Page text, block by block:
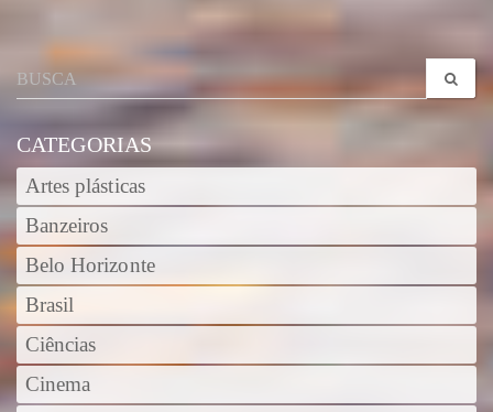
CATEGORIAS
Artes plásticas
Banzeiros
Belo Horizonte
Brasil
Ciências
Cinema